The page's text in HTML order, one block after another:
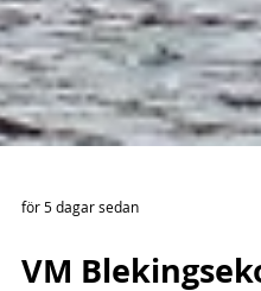
för 5 dagar sedan